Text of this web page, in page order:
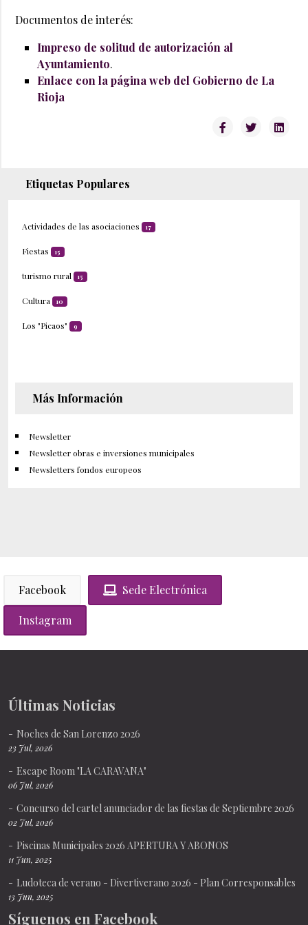
Documentos de interés:
Impreso de solitud de autorización al
Ayuntamiento.
Enlace con la página web del Gobierno de La
Rioja
Etiquetas Populares
Actividades de las asociaciones 17
Fiestas 15
turismo rural 15
Cultura 10
Los "Picaos" 9
Más Información
Newsletter
Newsletter obras e inversiones municipales
Newsletters fondos europeos
Facebook Sede Electrónica
Instagram
Últimas Noticias
Noches de San Lorenzo 2026
23 Jul, 2026
Escape Room "LA CARAVANA"
06 Jul, 2026
Concurso del cartel anunciador de las fiestas de Septiembre 2026
02 Jul, 2026
Piscinas Municipales 2026 APERTURA Y ABONOS
11 Jun, 2025
Ludoteca de verano - Divertiverano 2026 - Plan Corresponsables
13 Jun, 2025
Síguenos en Facebook